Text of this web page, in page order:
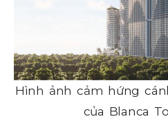
Hình ảnh cảm hứng
của Blanca